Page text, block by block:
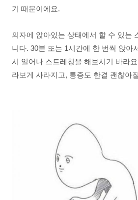
기 때문이에요.
의자에 앉아있는 상태에서 할 수 있는
니다. 30분 또는 1시간에 한 번씩 앉아
시 일어나 스트레칭을 해보시기 바라
라보게 사라지고, 통증도 한결 괜찮아